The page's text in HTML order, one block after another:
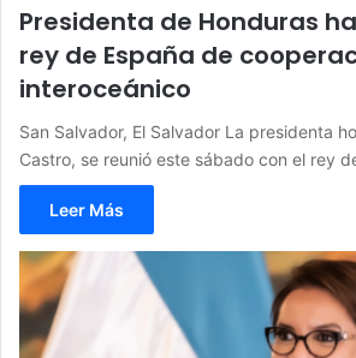
Presidenta de Honduras
rey de España de
interoceánico
San Salvador, El Salvador La presidenta
Castro, se reunió este sábado con el rey
Leer Más